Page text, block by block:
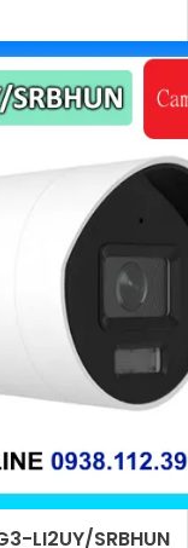
LI2UY/SRBHUN